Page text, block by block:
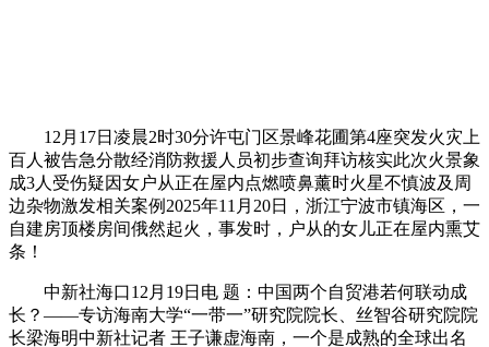
12月17日凌晨2时30分许屯门区景峰花圃第4座突发火灾上
百人被告急分散经消防救援人员初步查询拜访核实此次火景象
成3人受伤疑因女户从正在屋内点燃喷鼻薰时火星不慎波及周
边杂物激发相关案例2025年11月20日，浙江宁波市镇海区，一
自建房顶楼房间俄然起火，事发时，户从的女儿正在屋内熏艾
条！
中新社海口12月19日电 题：中国两个自贸港若何联动成
长？——专访海南大学“一带一”研究院院长、丝智谷研究院院
长梁海明中新社记者 王子谦虚海南，一个是成熟的全球出名